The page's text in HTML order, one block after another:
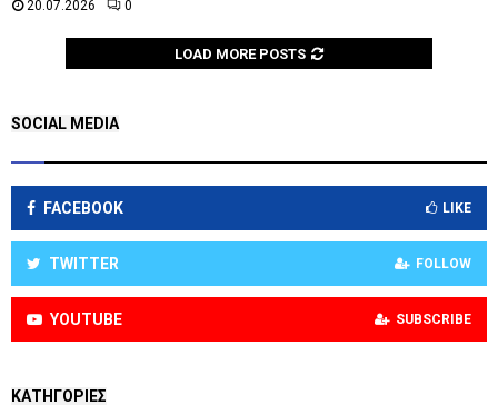
20.07.2026 0
LOAD MORE POSTS
SOCIAL MEDIA
FACEBOOK LIKE
TWITTER FOLLOW
YOUTUBE SUBSCRIBE
KΑΤΗΓΟΡΊΕΣ